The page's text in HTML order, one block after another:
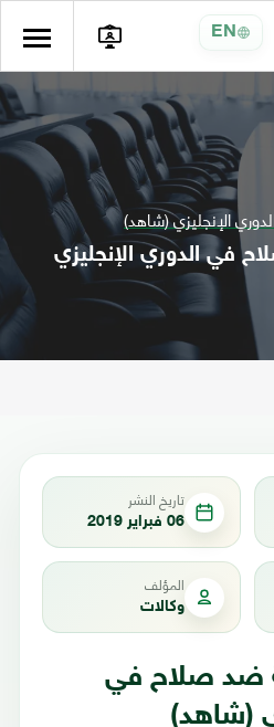
EN
الإنجليزي (شاهد)
في الدوري الإنجليزي
تاريخ النشر
06 فبراير 2019
المؤلف
وكالات
ضد صلاح في
(شاهد)